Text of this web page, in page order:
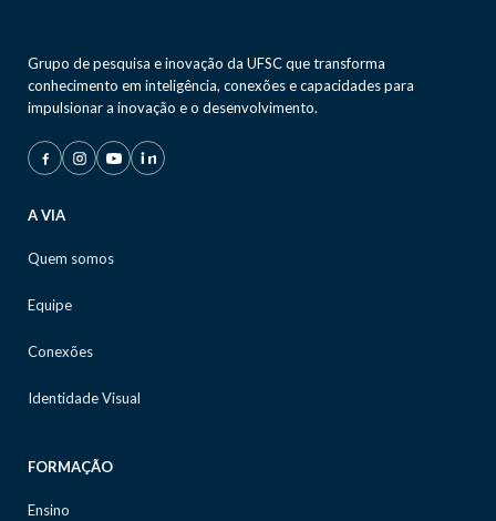
Grupo de pesquisa e inovação da UFSC que transforma
conhecimento em inteligência, conexões e capacidades para
impulsionar a inovação e o desenvolvimento.
A VIA
Quem somos
Equipe
Conexões
Identidade Visual
FORMAÇÃO
Ensino